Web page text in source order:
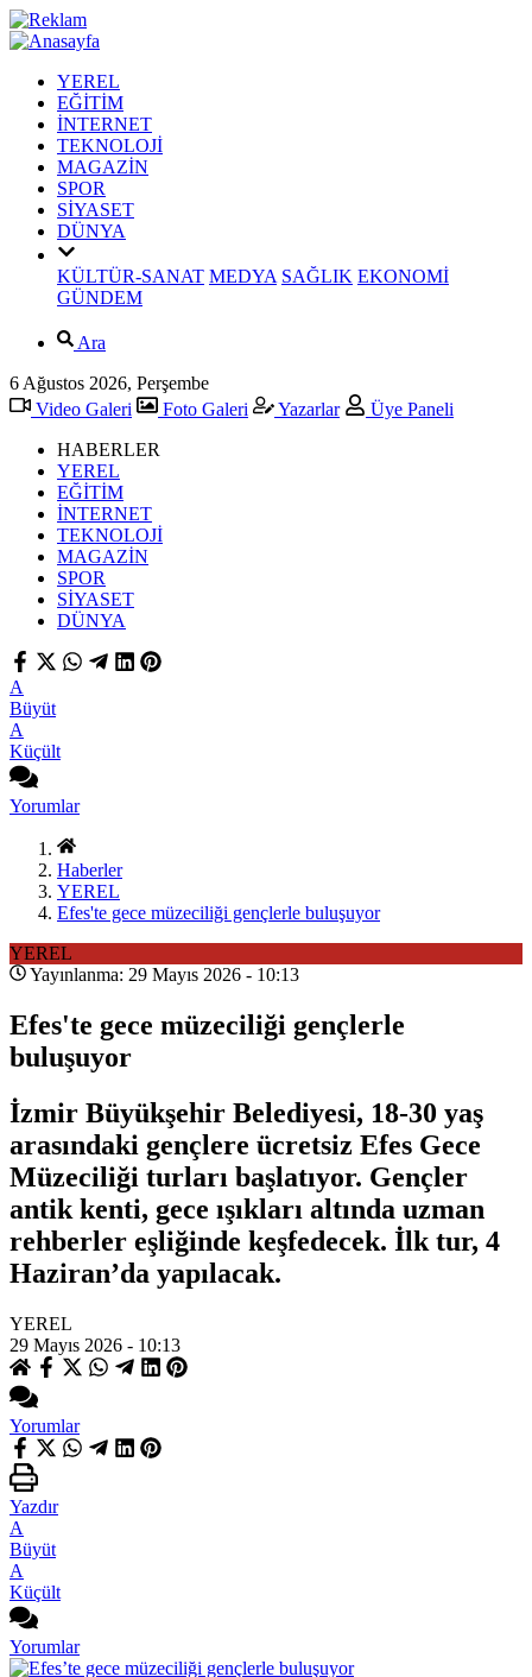
YEREL
EĞİTİM
İNTERNET
TEKNOLOJİ
MAGAZİN
SPOR
SİYASET
DÜNYA
KÜLTÜR-SANAT MEDYA SAĞLIK EKONOMİ
GÜNDEM
Ara
6 Ağustos 2026, Perşembe
Video Galeri
Foto Galeri Yazarlar
Üye Paneli
HABERLER
YEREL
EĞİTİM
İNTERNET
TEKNOLOJİ
MAGAZİN
SPOR
SİYASET
DÜNYA
A
Büyüt
A
Küçült
Yorumlar
Haberler
YEREL
Efes'te gece müzeciliği gençlerle buluşuyor
YEREL
Yayınlanma: 29 Mayıs 2026 - 10:13
Efes'te gece müzeciliği gençlerle
buluşuyor
İzmir Büyükşehir Belediyesi, 18-30 yaş
arasındaki gençlere ücretsiz Efes Gece
Müzeciliği turları başlatıyor. Gençler
antik kenti, gece ışıkları altında uzman
rehberler eşliğinde keşfedecek. İlk tur, 4
Haziran’da yapılacak.
YEREL
29 Mayıs 2026 - 10:13
Yorumlar
Yazdır
A
Büyüt
A
Küçült
Yorumlar